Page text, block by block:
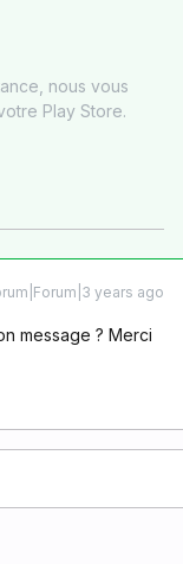
nous vous
Play Store.
years ago
message ? Merci